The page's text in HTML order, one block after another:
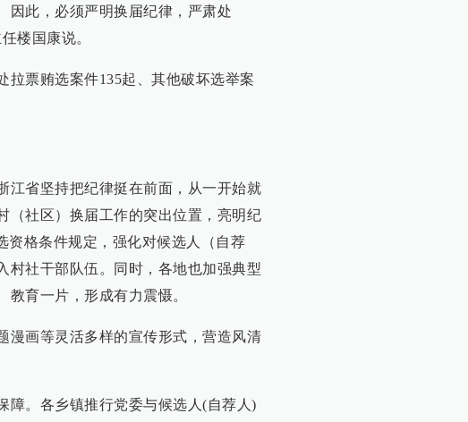
因此，必须严明换届纪律，严肃处
楼国康说。
拉票贿选案件135起、其他破坏选举案
江省坚持把纪律挺在前面，从一开始就
（社区）换届工作的突出位置，亮明纪
资格条件规定，强化对候选人（自荐
村社干部队伍。同时，各地也加强典型
育一片，形成有力震慑。
漫画等灵活多样的宣传形式，营造风清
障。各乡镇推行党委与候选人(自荐人)